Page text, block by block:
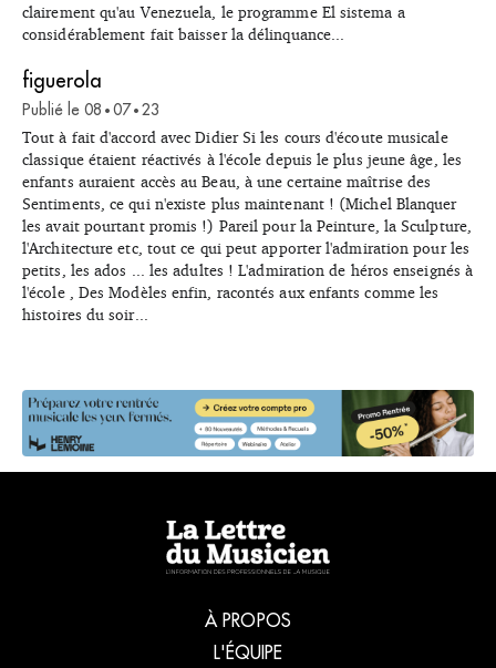
clairement qu'au Venezuela, le programme El sistema a
considérablement fait baisser la délinquance...
figuerola
Publié le 08 • 07 • 23
Tout à fait d'accord avec Didier Si les cours d'écoute musicale
classique étaient réactivés à l'école depuis le plus jeune âge, les
enfants auraient accès au Beau, à une certaine maîtrise des
Sentiments, ce qui n'existe plus maintenant ! (Michel Blanquer
les avait pourtant promis !) Pareil pour la Peinture, la Sculpture,
l'Architecture etc, tout ce qui peut apporter l'admiration pour les
petits, les ados ... les adultes ! L'admiration de héros enseignés à
l'école , Des Modèles enfin, racontés aux enfants comme les
histoires du soir...
À PROPOS
L'ÉQUIPE